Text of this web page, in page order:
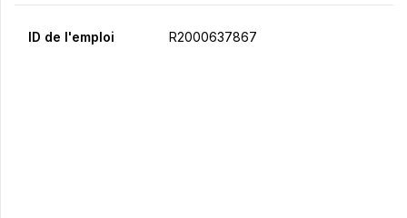
ID de l'emploi R2000637867